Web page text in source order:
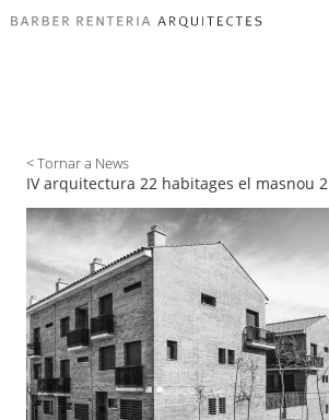
< Tornar a News
IV arquitectura 22 habitages el masnou 2